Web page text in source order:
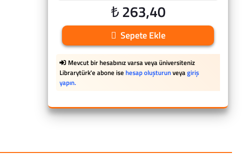
₺ 263,40
Sepete Ekle
Mevcut bir hesabınız varsa veya üniversiteniz
Librarytürk'e abone ise hesap oluşturunveyagiriş
yapın.